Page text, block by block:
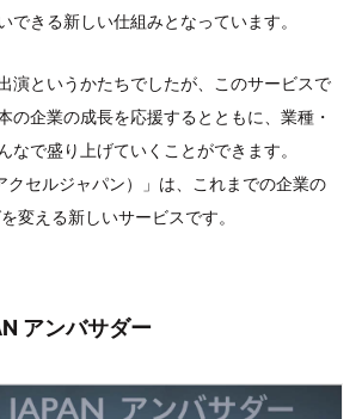
できる新しい仕組みとなっています。
演というかたちでしたが、このサービスで
の企業の成長を応援するとともに、業種・
なで盛り上げていくことができます。
クセルジャパン）」は、これまでの企業の
変える新しいサービスです。
アンバサダー